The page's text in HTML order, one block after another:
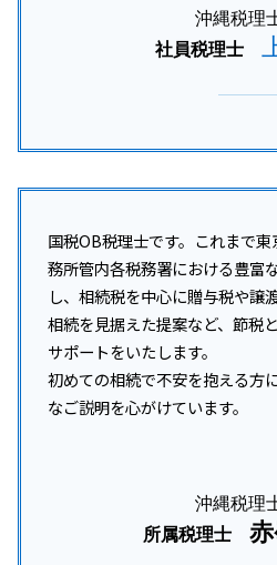
沖縄税理
社員税理士
国税OB税理士です。これまで
務所管内各税務署における豊富
し、相続税を中心に贈与税や譲
相続を見据えた提案など、節税
サポートをいたします。
初めての相続で不安を抱える方
なご説明を心がけています。
沖縄税理
所属税理士